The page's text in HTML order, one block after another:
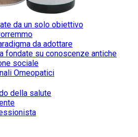
da un solo obiettivo
da adottare
fondate su conoscenze antiche
sociale
Omeopatici
della salute